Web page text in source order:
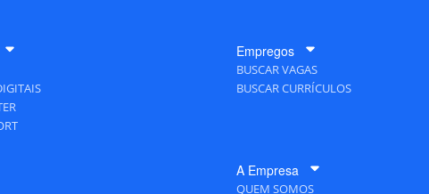
Empregos
BUSCAR VAGAS
BUSCAR CURRÍCULOS
A Empresa
QUEM SOMOS